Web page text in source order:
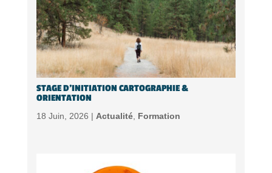
STAGE D’INITIATION CARTOGRAPHIE &
ORIENTATION
18 Juin, 2026 | Actualité, Formation